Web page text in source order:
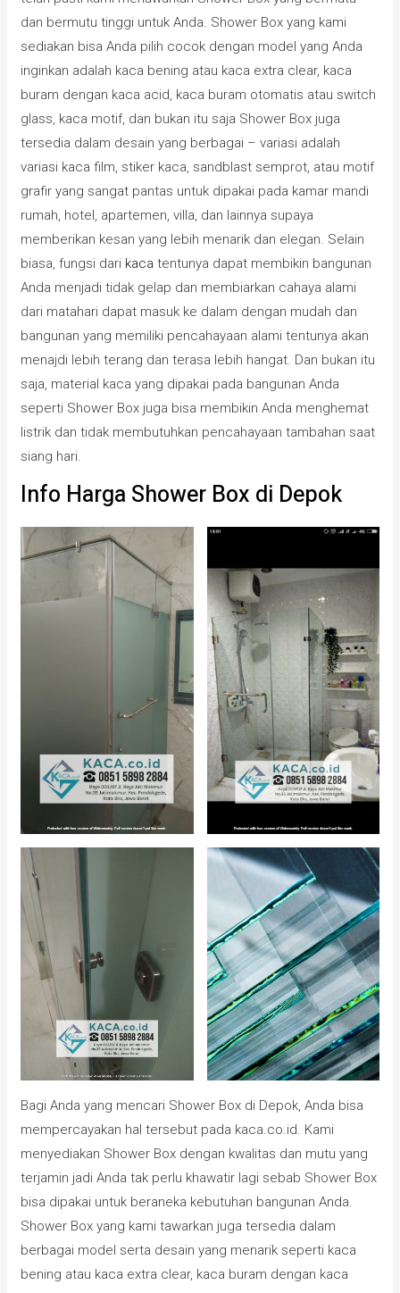
dan bermutu tinggi untuk Anda. Shower Box yang kami
sediakan bisa Anda pilih cocok dengan model yang Anda
inginkan adalah kaca bening atau kaca extra clear, kaca
buram dengan kaca acid, kaca buram otomatis atau switch
glass, kaca motif, dan bukan itu saja Shower Box juga
tersedia dalam desain yang berbagai – variasi adalah
variasi kaca film, stiker kaca, sandblast semprot, atau motif
grafir yang sangat pantas untuk dipakai pada kamar mandi
rumah, hotel, apartemen, villa, dan lainnya supaya
memberikan kesan yang lebih menarik dan elegan. Selain
biasa, fungsi dari kaca tentunya dapat membikin bangunan
Anda menjadi tidak gelap dan membiarkan cahaya alami
dari matahari dapat masuk ke dalam dengan mudah dan
bangunan yang memiliki pencahayaan alami tentunya akan
menajdi lebih terang dan terasa lebih hangat. Dan bukan itu
saja, material kaca yang dipakai pada bangunan Anda
seperti Shower Box juga bisa membikin Anda menghemat
listrik dan tidak membutuhkan pencahayaan tambahan saat
siang hari.
Info Harga Shower Box di Depok
Bagi Anda yang mencari Shower Box di Depok, Anda bisa
mempercayakan hal tersebut pada kaca.co.id. Kami
menyediakan Shower Box dengan kwalitas dan mutu yang
terjamin jadi Anda tak perlu khawatir lagi sebab Shower Box
bisa dipakai untuk beraneka kebutuhan bangunan Anda.
Shower Box yang kami tawarkan juga tersedia dalam
berbagai model serta desain yang menarik seperti kaca
bening atau kaca extra clear, kaca buram dengan kaca